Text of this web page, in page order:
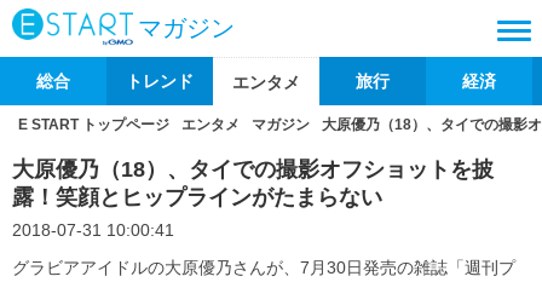
マガジン
総合 トレンド エンタメ 旅行 経済
E START トップページ エンタメ マガジン 大原優乃（18）、タイでの撮影
大原優乃（18）、タイでの撮影オフショットを披
露！笑顔とヒップラインがたまらない
2018-07-31 10:00:41
グラビアアイドルの大原優乃さんが、7月30日発売の雑誌「週刊プ